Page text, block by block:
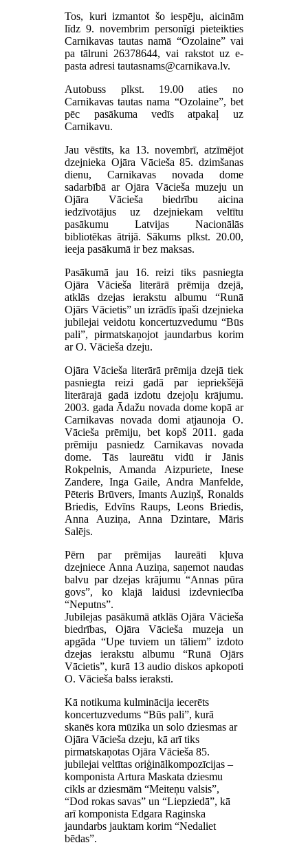
Tos, kuri izmantot šo iespēju, aicinām
līdz 9. novembrim personīgi pieteikties
Carnikavas tautas namā “Ozolaine” vai
pa tālruni 26378644, vai rakstot uz e-
pasta adresi
.
Autobuss plkst. 19.00 aties no
Carnikavas tautas nama “Ozolaine”, bet
pēc pasākuma vedīs atpakaļ uz
Carnikavu.
Jau vēstīts, ka 13. novembrī, atzīmējot
dzejnieka Ojāra Vācieša 85. dzimšanas
dienu, Carnikavas novada dome
sadarbībā ar Ojāra Vācieša muzeju un
Ojāra Vācieša biedrību aicina
iedzīvotājus uz dzejniekam veltītu
pasākumu Latvijas Nacionālās
bibliotēkas ātrijā. Sākums plkst. 20.00,
ieeja pasākumā ir bez maksas.
Pasākumā jau 16. reizi tiks pasniegta
Ojāra Vācieša literārā prēmija dzejā,
atklās dzejas ierakstu albumu “Runā
Ojārs Vācietis” un izrādīs īpaši dzejnieka
jubilejai veidotu koncertuzvedumu “Būs
pali”, pirmatskaņojot jaundarbus korim
ar O. Vācieša dzeju.
Ojāra Vācieša literārā prēmija dzejā tiek
pasniegta reizi gadā par iepriekšējā
literārajā gadā izdotu dzejoļu krājumu.
2003. gada Ādažu novada dome kopā ar
Carnikavas novada domi atjaunoja O.
Vācieša prēmiju, bet kopš 2011. gada
prēmiju pasniedz Carnikavas novada
dome. Tās laureātu vidū ir Jānis
Rokpelnis, Amanda Aizpuriete, Inese
Zandere, Inga Gaile, Andra Manfelde,
Pēteris Brūvers, Imants Auziņš, Ronalds
Briedis, Edvīns Raups, Leons Briedis,
Anna Auziņa, Anna Dzintare, Māris
Salējs.
Pērn par prēmijas laureāti kļuva
dzejniece Anna Auziņa, saņemot naudas
balvu par dzejas krājumu “Annas pūra
govs”, ko klajā laidusi izdevniecība
“Neputns”.
Jubilejas pasākumā atklās Ojāra Vācieša
biedrības, Ojāra Vācieša muzeja un
apgāda “Upe tuviem un tāliem” izdoto
dzejas ierakstu albumu “Runā Ojārs
Vācietis”, kurā 13 audio diskos apkopoti
O. Vācieša balss ieraksti.
Kā notikuma kulminācija iecerēts
koncertuzvedums “Būs pali”, kurā
skanēs kora mūzika un solo dziesmas ar
Ojāra Vācieša dzeju, kā arī tiks
pirmatskaņotas Ojāra Vācieša 85.
jubilejai veltītas oriģinālkompozīcijas –
komponista Artura Maskata dziesmu
cikls ar dziesmām “Meiteņu valsis”,
“Dod rokas savas” un “Liepziedā”, kā
arī komponista Edgara Raginska
jaundarbs jauktam korim “Nedaliet
bēdas”.